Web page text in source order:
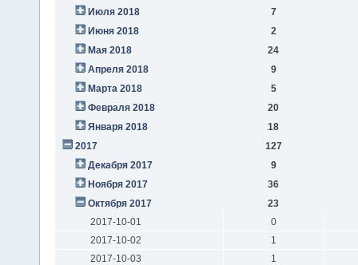
Июля 2018
7
Июня 2018
2
Мая 2018
24
Апреля 2018
9
Марта 2018
5
Февраля 2018
20
Января 2018
18
2017
127
Декабря 2017
9
Ноября 2017
36
Октября 2017
23
2017-10-01
0
2017-10-02
1
2017-10-03
1